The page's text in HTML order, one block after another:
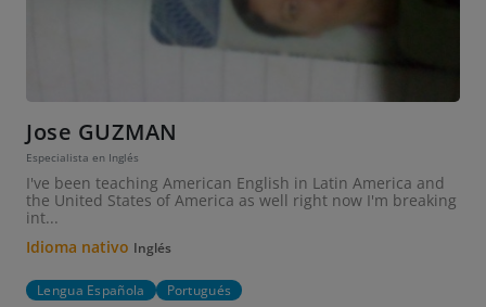
Jose GUZMAN
Especialista en Inglés
I've been teaching American English in Latin America and
the United States of America as well right now I'm breaking
int...
Idioma nativo Inglés
Lengua Española Portugués